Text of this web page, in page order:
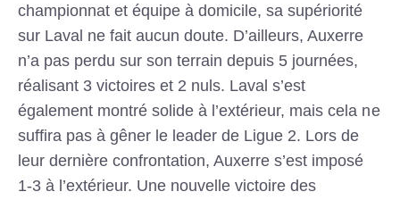
championnat et équipe à domicile, sa supériorité
sur Laval ne fait aucun doute. D’ailleurs, Auxerre
n’a pas perdu sur son terrain depuis 5 journées,
réalisant 3 victoires et 2 nuls. Laval s’est
également montré solide à l’extérieur, mais cela ne
suffira pas à gêner le leader de Ligue 2. Lors de
leur dernière confrontation, Auxerre s’est imposé
1-3 à l’extérieur. Une nouvelle victoire des